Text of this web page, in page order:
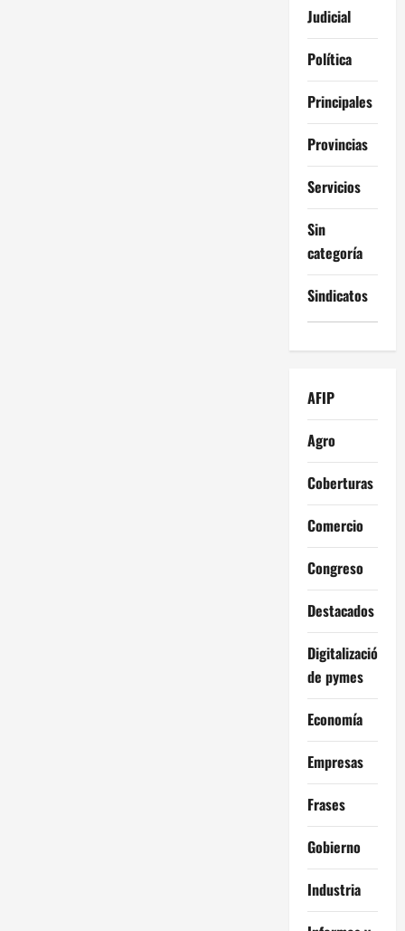
Judicial
Política
Principales
Provincias
Servicios
Sin
categoría
Sindicatos
AFIP
Agro
Coberturas
Comercio
Congreso
Destacados
Digitalización
de pymes
Economía
Empresas
Frases
Gobierno
Industria